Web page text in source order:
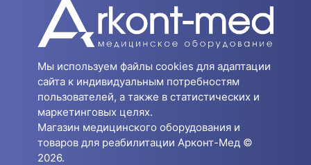
Мы используем файлы cookies для адаптации
сайта к индивидуальным потребностям
пользователей, а также в статистических и
маркетинговых целях.
Магазин медицинского оборудования и
товаров для реабилитации Арконт-Мед ©
2026.